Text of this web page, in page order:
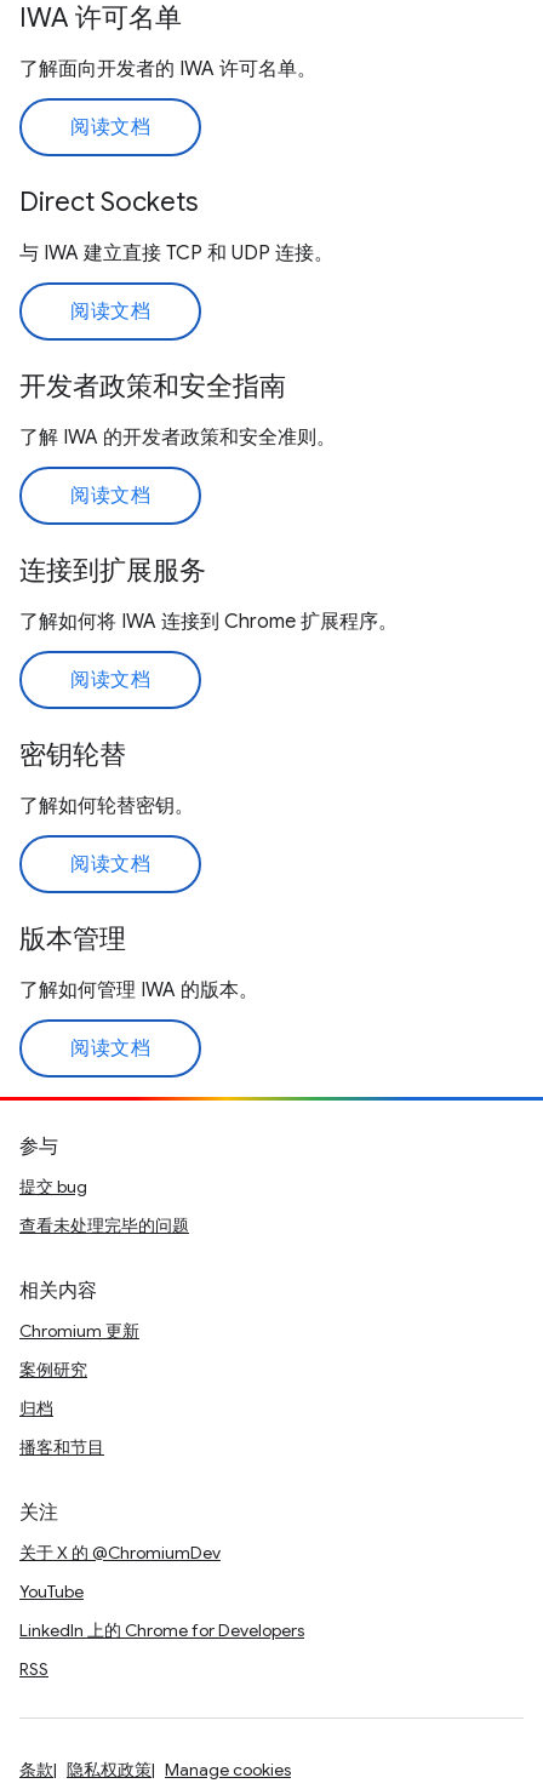
IWA 许可名单
了解面向开发者的 IWA 许可名单。
阅读文档
Direct Sockets
与 IWA 建立直接 TCP 和 UDP 连接。
阅读文档
开发者政策和安全指南
了解 IWA 的开发者政策和安全准则。
阅读文档
连接到扩展服务
了解如何将 IWA 连接到 Chrome 扩展程序。
阅读文档
密钥轮替
了解如何轮替密钥。
阅读文档
版本管理
了解如何管理 IWA 的版本。
阅读文档
参与
提交 bug
查看未处理完毕的问题
相关内容
Chromium 更新
案例研究
归档
播客和节目
关注
关于 X 的 @ChromiumDev
YouTube
LinkedIn 上的 Chrome for Developers
RSS
条款 隐私权政策 Manage cookies